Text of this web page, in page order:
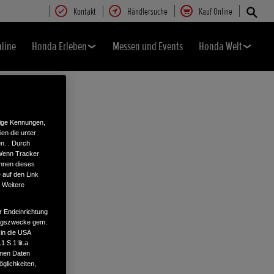
Kontakt Händlersuche Kauf Online
Honda Erleben Messen und Events Honda Welt
Kennungen,
die unter
. Durch
Tracker
dieses
auf den Link
Weitere
Endeinrichtung
gem.
die USA
S.1 lit.a
Daten